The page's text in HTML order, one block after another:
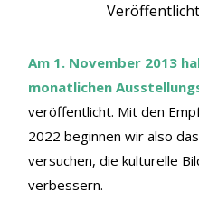
Am 1. November 2013
monatlichen
veröffentlicht. Mit den
2022 beginnen wir also
versuchen, die kulturelle
verbessern.